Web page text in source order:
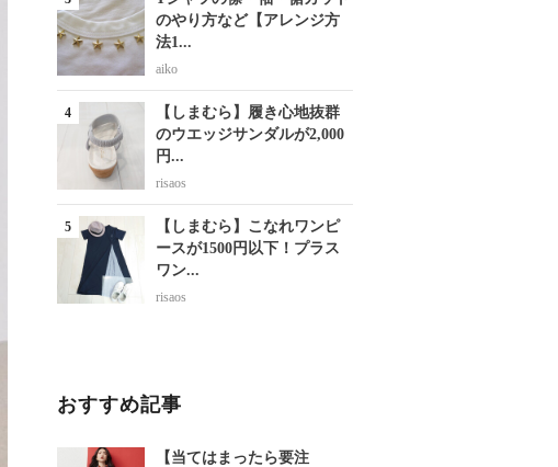
のやり方など【アレンジ方
法1...
aiko
【しまむら】履き心地抜群
のウエッジサンダルが2,000
円...
risaos
【しまむら】こなれワンピ
ースが1500円以下！プラス
ワン...
risaos
おすすめ記事
【当てはまったら要注